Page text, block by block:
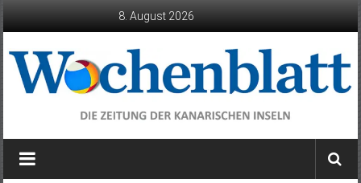
8. August 2026
Wochenblatt
die